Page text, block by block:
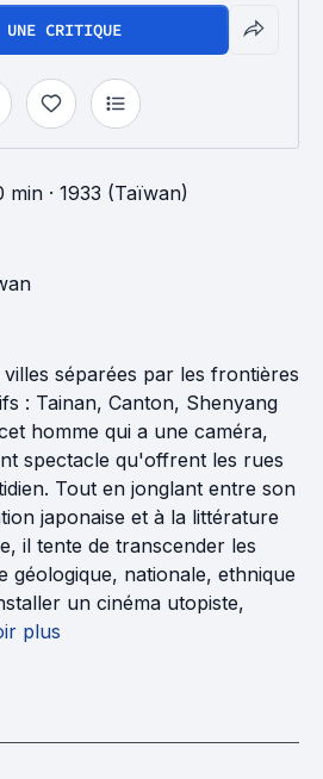
UNE CRITIQUE
min · 1933 (Taïwan)
séparées par les frontières
: Tainan, Canton, Shenyang
homme qui a une caméra,
spectacle qu'offrent les rues
Tout en jonglant entre son
japonaise et à la littérature
il tente de transcender les
géologique, nationale, ethnique
un cinéma utopiste,
plus